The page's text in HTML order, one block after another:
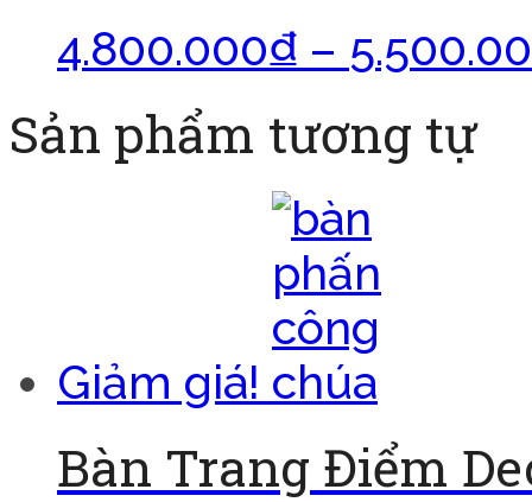
4.800.000₫ –
Sản phẩm tương tự
Giảm giá!
Bàn Trang Điểm